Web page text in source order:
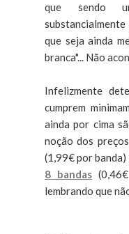
que sendo
que seja ainda
branca"... Não
Infelizmente
cumprem
ainda por cima
noção dos
(1,99€ por banda)
8 bandas
lembrando que